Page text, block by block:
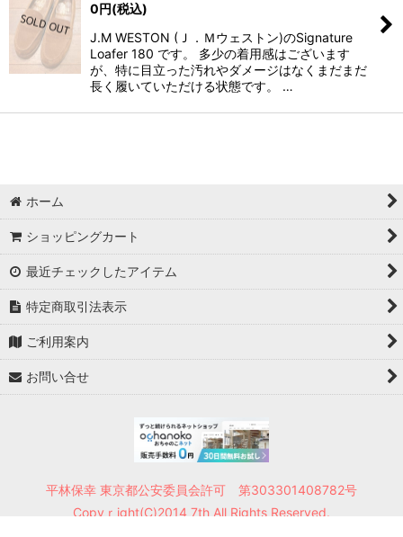
0円(税込)
J.M WESTON (Ｊ．Ｍウェストン)のSignature
Loafer 180 です。 多少の着用感はございます
が、特に目立った汚れやダメージはなくまだまだ
長く履いていただける状態です。 …
ホーム
ショッピングカート
最近チェックしたアイテム
特定商取引法表示
ご利用案内
お問い合せ
平林保幸 東京都公安委員会許可 第303301408782号
Copyｒight(C)2014 7th All Rights Reserved.